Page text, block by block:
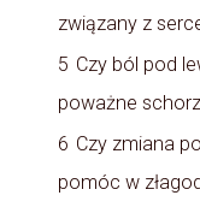
związany z
5 Czy ból pod
poważne
6 Czy zmiana
pomóc w